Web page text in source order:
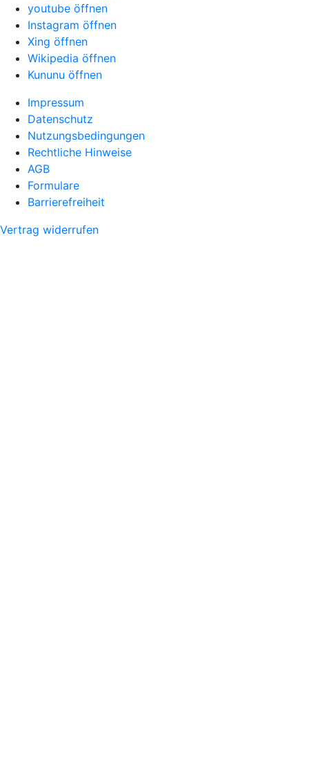
youtube öffnen
Instagram öffnen
Xing öffnen
Wikipedia öffnen
Kununu öffnen
Impressum
Datenschutz
Nutzungsbedingungen
Rechtliche Hinweise
AGB
Formulare
Barrierefreiheit
Vertrag widerrufen